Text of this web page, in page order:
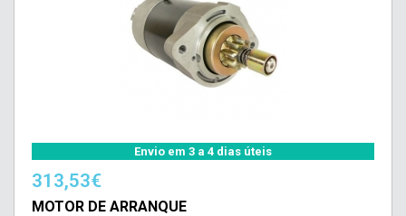
Envio em 3 a 4 dias úteis
313,53€
MOTOR DE ARRANQUE